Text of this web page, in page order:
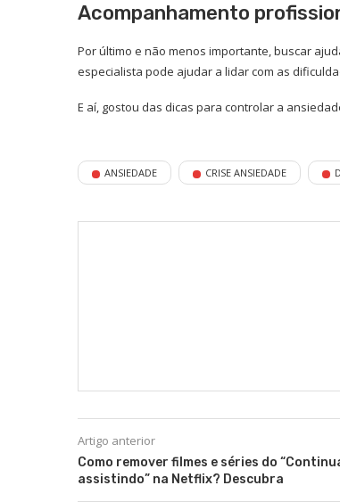
Acompanhamento
Por último e não menos importante, buscar
especialista pode ajudar a lidar com as
E aí, gostou das dicas para controlar a
ANSIEDADE CRISE ANSIEDADE
Artigo anterior
Como remover filmes e séries do
assistindo” na Netflix? Descubra